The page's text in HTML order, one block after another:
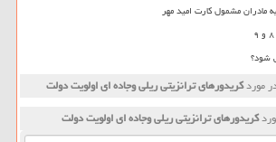
شود؟
موردکریدورهای ترانزیتی ریلی وجاده ای اولویت دولت
کریدورهای ترانزیتی ریلی وجاده ای اولویت دولت